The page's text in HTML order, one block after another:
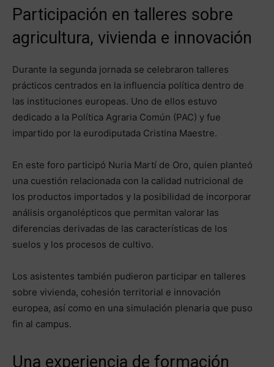
Participación en talleres sobre
agricultura, vivienda e innovación
Durante la segunda jornada se celebraron talleres
prácticos centrados en la influencia política dentro de
las instituciones europeas. Uno de ellos estuvo
dedicado a la Política Agraria Común (PAC) y fue
impartido por la eurodiputada Cristina Maestre.
En este foro participó Nuria Martí de Oro, quien planteó
una cuestión relacionada con la calidad nutricional de
los productos importados y la posibilidad de incorporar
análisis organolépticos que permitan valorar las
diferencias derivadas de las características de los
suelos y los procesos de cultivo.
Los asistentes también pudieron participar en talleres
sobre vivienda, cohesión territorial e innovación
europea, así como en una simulación plenaria que puso
fin al campus.
Una experiencia de formación